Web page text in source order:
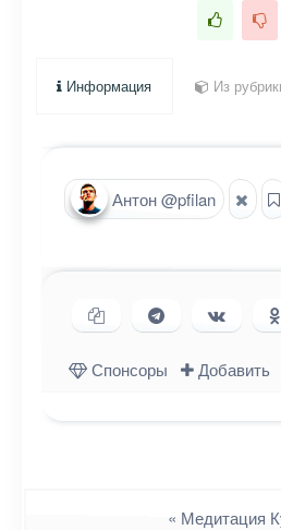
Информация Из
Антон @pfilan
Копировать ссылку
Поделиться в
Спонсоры
Добавить
« Медитация